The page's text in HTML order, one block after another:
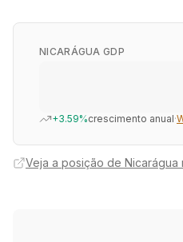
NICARÁGUA GDP
+3.59%crescimento anual·
Veja a posição de Nicarágua